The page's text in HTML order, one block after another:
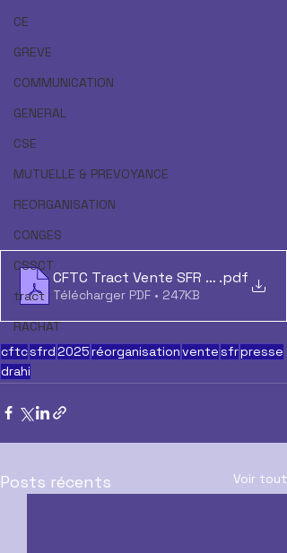
CE
GREVE
COMMUNICATION
GENERAL
CSE
MUTUELLE & PREVOYANCE
REORGANISATION
CONGES
CSSCT
tract
RACHAT
CFTC Tract Vente SFR 2025
.pdf
Télécharger PDF • 247KB
cftcsfrd2025réorganisationventesfrpresse
drahi
Posts récents Voir tout